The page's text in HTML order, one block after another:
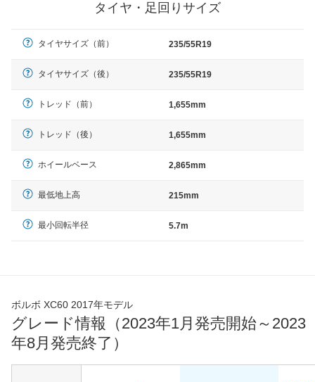
タイヤ・足回りサイズ
タイヤサイズ（前） 235/55R19
タイヤサイズ（後） 235/55R19
トレッド（前） 1,655mm
トレッド（後） 1,655mm
ホイールベース 2,865mm
最低地上高 215mm
最小回転半径 5.7m
ボルボ XC60 2017年モデル
グレード情報（2023年1月発売開始～2023
年8月発売終了）